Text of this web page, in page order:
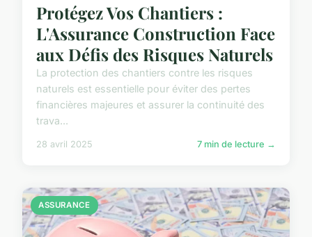
Protégez Vos Chantiers :
L'Assurance Construction Face
aux Défis des Risques Naturels
La protection des chantiers contre les risques
naturels est essentielle pour éviter des pertes
financières majeures et assurer la continuité des
trava...
28 avril 2025 7 min de lecture →
ASSURANCE